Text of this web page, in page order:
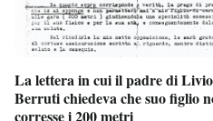
La lettera in cui il padre di Livio
Berruti chiedeva che suo figlio
corresse i 200 metri